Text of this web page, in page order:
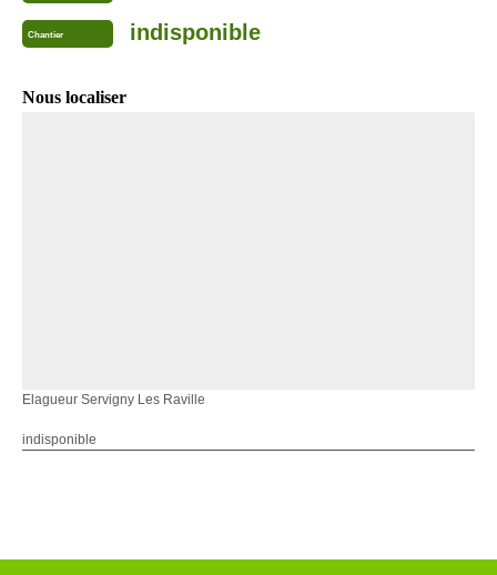
Chantier indisponible
Nous localiser
Elagueur Servigny Les Raville
indisponible